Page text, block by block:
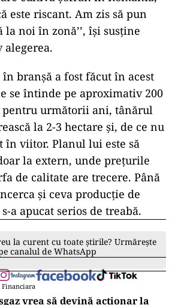
este riscant. Am zis să pun
la noi în zonă’’, își susține
alegerea.
branșă a fost făcut în acest
se întinde pe aproximativ 200
următorii ani, tânărul
la 2-3 hectare și, de ce nu
în viitor. Planul lui este să
la extern, unde prețurile
de calitate are trecere. Până
și ceva producție de
a apucat serios de treabă.
la curent cu toate știrile? Urmărește
canalul de WhatsApp
Financiara
vrea să devină acționar la